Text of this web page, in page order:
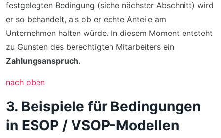
festgelegten Bedingung (siehe nächster Abschnitt) wird
er so behandelt, als ob er echte Anteile am
Unternehmen halten würde. In diesem Moment entsteht
zu Gunsten des berechtigten Mitarbeiters ein
Zahlungsanspruch.
nach oben
3. Beispiele für Bedingungen
in ESOP / VSOP-Modellen